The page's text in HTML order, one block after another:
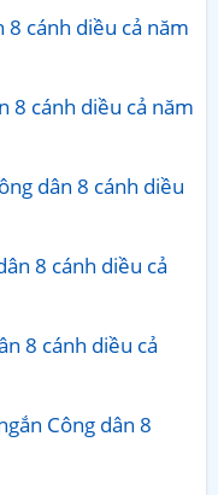
cánh diều cả năm
8 cánh diều cả năm
dân 8 cánh diều
8 cánh diều cả
8 cánh diều cả
Công dân 8